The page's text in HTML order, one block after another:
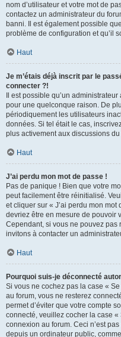
nom d’utilisateur et votre mot de
contactez un administrateur du
banni. Il est également possible
problème de configuration et qu’il
Haut
Je m’étais déjà inscrit par le
connecter ?!
Il est possible qu’un
pour une quelconque raison. De
périodiquement les utilisateurs
données. Si tel était le cas,
plus activement aux discussions du
Haut
J’ai perdu mon mot de passe !
Pas de panique ! Bien que votre
peut facilement être réinitialisé.
et cliquer sur « J’ai perdu mon
devriez être en mesure de pouvoir
Cependant, si vous ne pouvez pas
invitons à contacter un
Haut
Pourquoi suis-je déconnecté
Si vous ne cochez pas la case «
au forum, vous ne resterez
permet d’éviter que votre compte
connecté, veuillez cocher la case
connexion au forum. Ceci n’est
depuis un ordinateur public,